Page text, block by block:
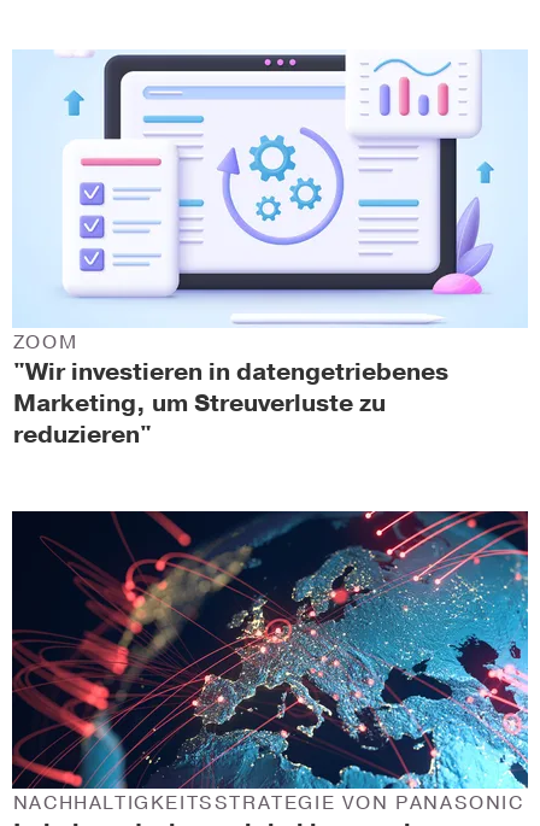
"Wir investieren in datengetriebenes
Marketing, um Streuverluste zu
reduzieren"
ZOOM
NACHHALTIGKEITSSTRATEGIE VON PANASONIC